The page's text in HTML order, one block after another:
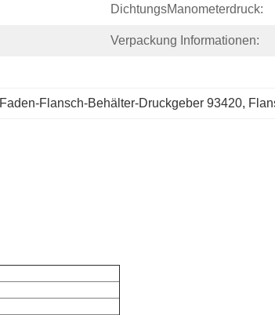
DichtungsManometerdruck:
Verpackung Informationen:
Faden-Flansch-Behälter-Druckgeber 93420,